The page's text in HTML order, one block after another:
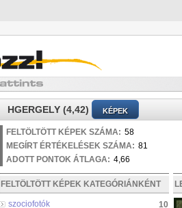
HGERGELY (4,42) KÉPEK
FELTÖLTÖTT KÉPEK SZÁMA: 58
MEGÍRT ÉRTÉKELÉSEK SZÁMA: 81
ADOTT PONTOK ÁTLAGA: 4,66
FELTÖLTÖTT KÉPEK KATEGÓRIÁNKÉNT
szociofotók
10